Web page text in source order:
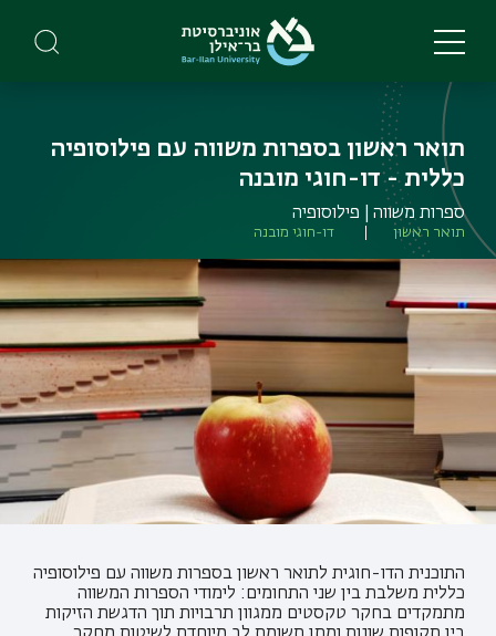
main
תואר ראשון בספרות משווה עם פילוסופיה
כללית - דו-חוגי מובנה
ספרות משווה | פילוסופיה
תואר ראשון דו-חוגי מובנה
התוכנית הדו-חוגית לתואר ראשון בספרות משווה עם פילוסופיה
כללית משלבת בין שני התחומים: לימודי הספרות המשווה
מתמקדים בחקר טקסטים ממגוון תרבויות תוך הדגשת הזיקות